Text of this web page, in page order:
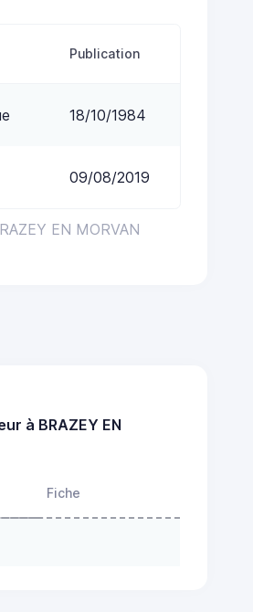
EN MORVAN
Publication
18/10/1984
09/08/2019
à BRAZEY EN
Fiche